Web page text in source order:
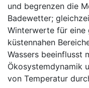
und begrenzen die
Badewetter;
Winterwerte für eine
küstennahen
Wassers beeinflusst
Ökosystemdynamik
von Temperatur